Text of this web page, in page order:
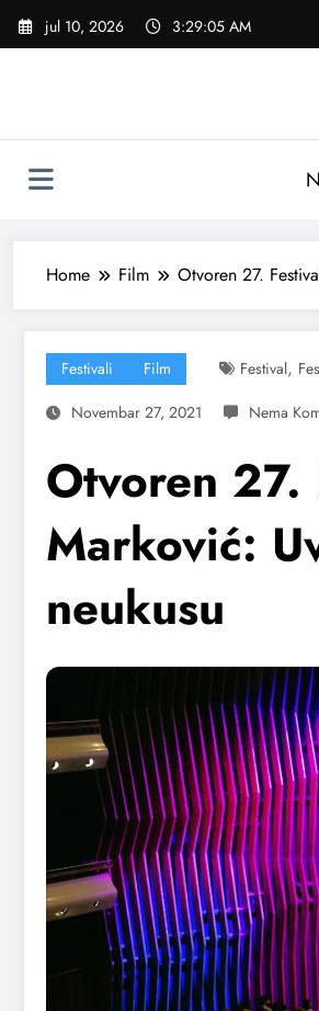
Skoči
jul 10, 2026 3:29:06 AM
Home Film Otvoren 27.
Festivali Film Festival,
Novembar 27, 2021
Otvoren 27.
Marković:
neukusu